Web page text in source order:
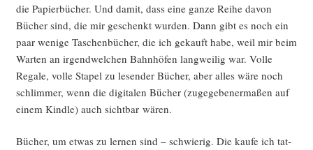
die Papier­bü­cher. Und damit, dass eine gan­ze Rei­he davon
Bücher sind, die mir geschenkt wur­den. Dann gibt es noch ein
paar weni­ge Taschen­bü­cher, die ich gekauft habe, weil mir beim
War­ten an irgend­wel­chen Bahn­hö­fen lang­wei­lig war. Vol­le
Rega­le, vol­le Sta­pel zu lesen­der Bücher, aber alles wäre noch
schlim­mer, wenn die digi­ta­len Bücher (zuge­ge­be­ner­ma­ßen auf
einem Kind­le) auch sicht­bar wären.
Bücher, um etwas zu ler­nen sind – schwie­rig. Die kau­fe ich tat­